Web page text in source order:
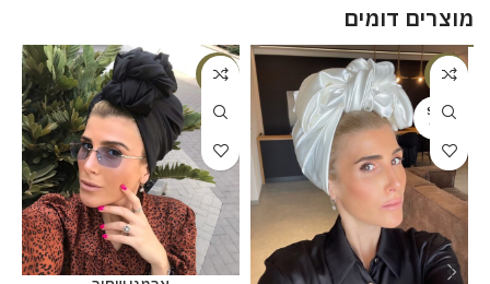
מוצרים דומים
-20%
SOLD
OUT
-20%